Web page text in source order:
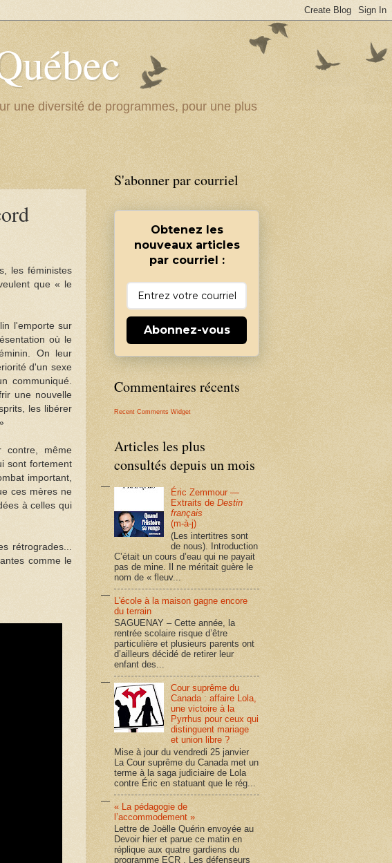
une diversité de programmes, pour une plus
les féministes
que « le
l'emporte sur
où le
On leur
d'un sexe
communiqué.
une nouvelle
les libérer
même
sont fortement
important,
ces mères ne
à celles qui
rétrogrades...
comme le
S'abonner par courriel
Obtenez les
nouveaux articles
par courriel :
Abonnez-vous
Commentaires récents
Recent Comments Widget
Articles les plus
consultés depuis un mois
Éric Zemmour —
Extraits deDestin
français
(m-à-j)
(Les intertitres sont
de nous). Introduction
C’était un cours d’eau qui ne payait
pas de mine. Il ne méritait guère le
nom de « fleuv...
L'école à la maison gagne encore
du terrain
SAGUENAY – Cette année, la
rentrée scolaire risque d’être
particulière et plusieurs parents ont
d’ailleurs décidé de retirer leur
enfant des...
Cour suprême du
Canada : affaire Lola,
une victoire à la
Pyrrhus pour ceux qui
distinguent mariage
et union libre ?
Mise à jour du vendredi 25 janvier
La Cour suprême du Canada met un
terme à la saga judiciaire de Lola
contre Éric en statuant que le rég...
« La pédagogie de
l’accommodement »
Lettre de Joëlle Quérin envoyée au
Devoir hier et parue ce matin en
réplique aux quatre gardiens du
programme ECR . Les défenseurs